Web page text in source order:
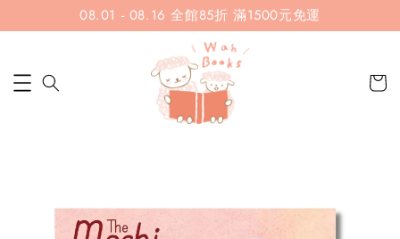
08.01 - 08.16 全館85折 滿1500元免運